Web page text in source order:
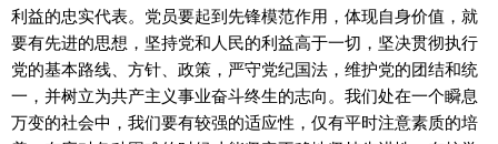
利益的忠实代表。党员要起到先锋模范作用，体现自身价值，就
要有先进的思想，坚持党和人民的利益高于一切，坚决贯彻执行
党的基本路线、方针、政策，严守党纪国法，维护党的团结和统
一，并树立为共产主义事业奋斗终生的志向。我们处在一个瞬息
万变的社会中，我们要有较强的适应性，仅有平时注意素质的培